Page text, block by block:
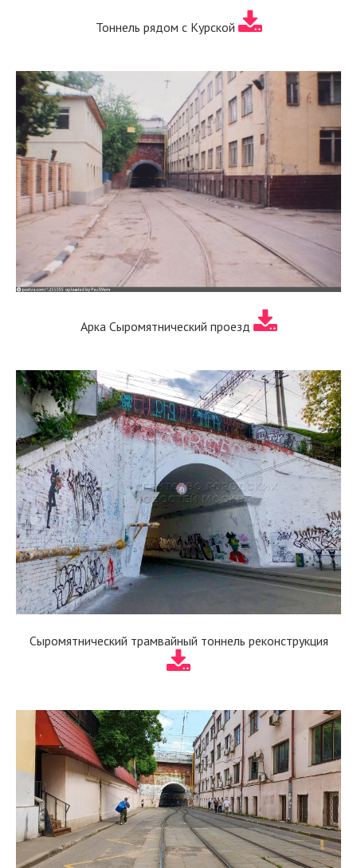
Тоннель рядом с Курской
Арка Сыромятнический проезд
Сыромятнический трамвайный тоннель реконструкция